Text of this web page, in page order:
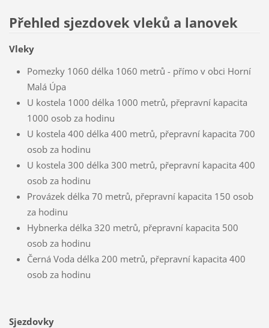
Přehled sjezdovek vleků a lanovek
Vleky
Pomezky 1060 délka 1060 metrů - přímo v obci Horní
Malá Úpa
U kostela 1000 délka 1000 metrů, přepravní kapacita
1000 osob za hodinu
U kostela 400 délka 400 metrů, přepravní kapacita 700
osob za hodinu
U kostela 300 délka 300 metrů, přepravní kapacita 400
osob za hodinu
Provázek délka 70 metrů, přepravní kapacita 150 osob
za hodinu
Hybnerka délka 320 metrů, přepravní kapacita 500
osob za hodinu
Černá Voda délka 200 metrů, přepravní kapacita 400
osob za hodinu
Sjezdovky